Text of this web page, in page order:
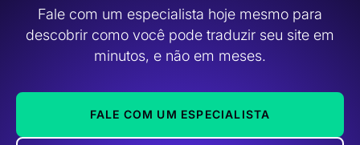
Fale com um especialista hoje mesmo para
descobrir como você pode traduzir seu site em
minutos, e não em meses.
FALE COM UM ESPECIALISTA